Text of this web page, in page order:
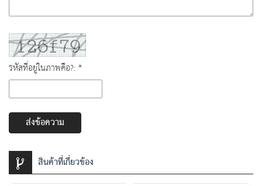
รหัสที่อยู่ในภาพคือ?: *
ส่งข้อความ
สินค้าที่เกี่ยวข้อง